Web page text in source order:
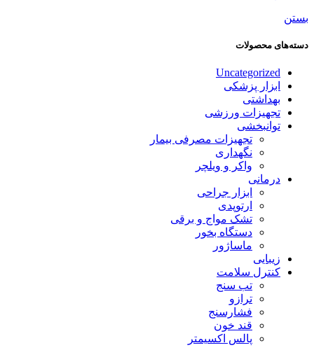
بستن
دسته‌های محصولات
Uncategorized
ابزار پزشکی
بهداشتی
تجهیزات ورزشی
توانبخشی
تجهیزات مصرفی بیمار
نگهداری
واکر و ویلچر
درمانی
ابزار جراحی
ارتوپدی
تشک مواج و برقی
دستگاه بخور
ماساژور
زیبایی
کنترل سلامت
تب سنج
ترازو
فشارسنج
قند خون
پالس اکسیمتر